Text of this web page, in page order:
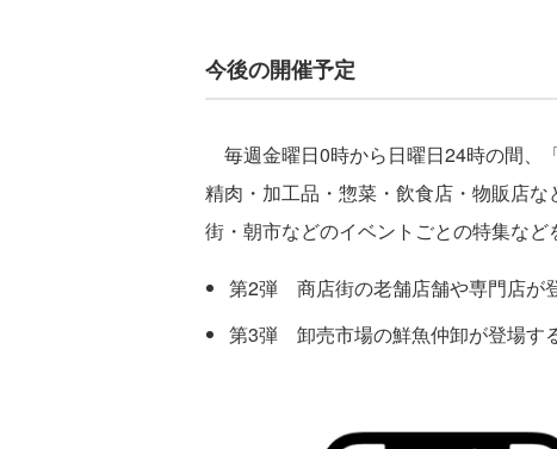
今後の開催予定
毎週⾦曜⽇0時から⽇曜⽇24時の間、
精⾁・加⼯品・惣菜・飲⾷店・物販店
街・朝市などのイベントごとの特集など
第2弾 商店街の⽼舗店舗や専⾨店が
第3弾 卸売市場の鮮⿂仲卸が登場す